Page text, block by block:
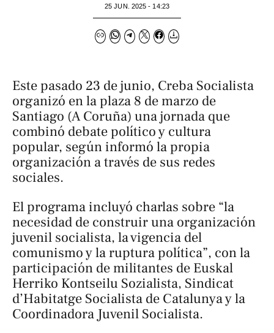
25 JUN. 2025 - 14:23
Este pasado 23 de junio, Creba Socialista
organizó en la plaza 8 de marzo de
Santiago (A Coruña) una jornada que
combinó debate político y cultura
popular, según informó la propia
organización a través de sus redes
sociales.
El programa incluyó charlas sobre “la
necesidad de construir una organización
juvenil socialista, la vigencia del
comunismo y la ruptura política”, con la
participación de militantes de Euskal
Herriko Kontseilu Sozialista, Sindicat
d’Habitatge Socialista de Catalunya y la
Coordinadora Juvenil Socialista.